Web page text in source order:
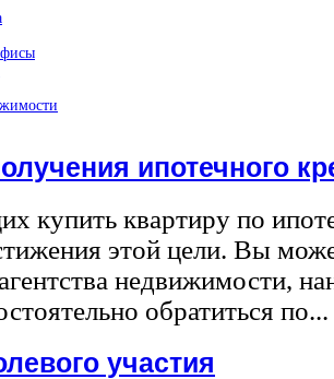
ипотечного
купить квартиру по
этой цели. Вы
недвижимости,
обратиться по...
участия